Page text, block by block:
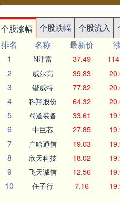
个股涨幅 个股跌幅 个股流入
排名
名称 最新价
1
N津富 37.49
2 威尔高 39.83
3 锴威特 77.82
4 科翔股份 64.32
5 蜀道装备 33.61
6 中巨芯 27.85
7 广哈通信 19.03
8 欣天科技 18.02
9 飞天诚信 12.56
10 任子行 7.16